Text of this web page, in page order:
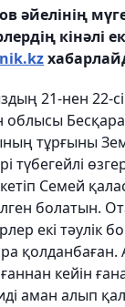
әйелінің
кінәлі
21-нен 22-
тұрғыны
түбегейлі
Семей
болатын.
екі тәулік
қолданбаған.
кейін ғана
аман алып